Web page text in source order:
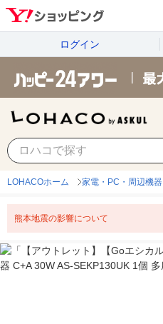
ログイン
LOHACOホーム 家電・PC・周辺機器
熊本地震の影響について